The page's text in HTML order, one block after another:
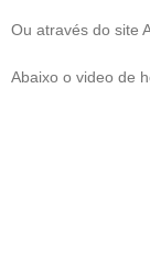
Ou através do site
Abaixo o video de